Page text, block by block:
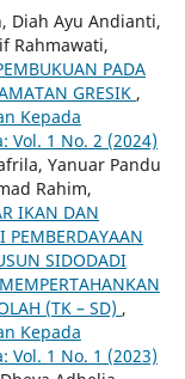
Diah Ayu Andianti,
Rahmawati,
PADA
GRESIK ,
Kepada
Vol. 1 No. 2 (2024)
Yanuar Pandu
Rahim,
IKAN DAN
PEMBERDAYAAN
SIDODADI
(TK – SD) ,
Kepada
Vol. 1 No. 1 (2023)